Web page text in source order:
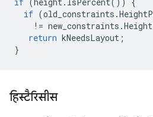
if (old_constraints .
!= new_constraints .
return kNeedsLayout ;
}
हिस्टैरिसीस